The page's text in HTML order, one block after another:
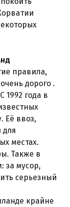
правила,
дорого .
С 1992 года в
Её ввоз,
местах.
Также в
за мусор,
серьезный
крайне